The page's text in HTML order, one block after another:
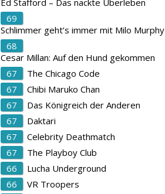
Ed Stafford – Das nackte Überleben
69
Schlimmer geht’s immer mit Milo Murphy
68
Cesar Millan: Auf den Hund gekommen
67
The Chicago Code
67
Chibi Maruko Chan
67
Das Königreich der Anderen
67
Daktari
67
Celebrity Deathmatch
67
The Playboy Club
66
Lucha Underground
66
VR Troopers